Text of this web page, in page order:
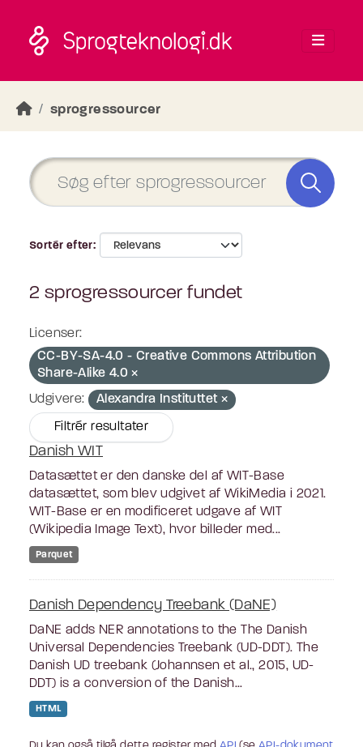
sprogressourcer
Sortér efter
2 sprogressourcer fundet
Licenser:
CC-BY-SA-4.0 - Creative Commons Attribution
Share-Alike 4.0
Udgivere:
Alexandra Instituttet
Filtrér resultater
Danish WIT
Datasættet er den danske del af WIT-Base
datasættet, som blev udgivet af WikiMedia i 2021.
WIT-Base er en modificeret udgave af WIT
(Wikipedia Image Text), hvor billeder med...
Parquet
Danish Dependency Treebank (DaNE)
DaNE adds NER annotations to the The Danish
Universal Dependencies Treebank (UD-DDT). The
Danish UD treebank (Johannsen et al., 2015, UD-
DDT) is a conversion of the Danish...
HTML